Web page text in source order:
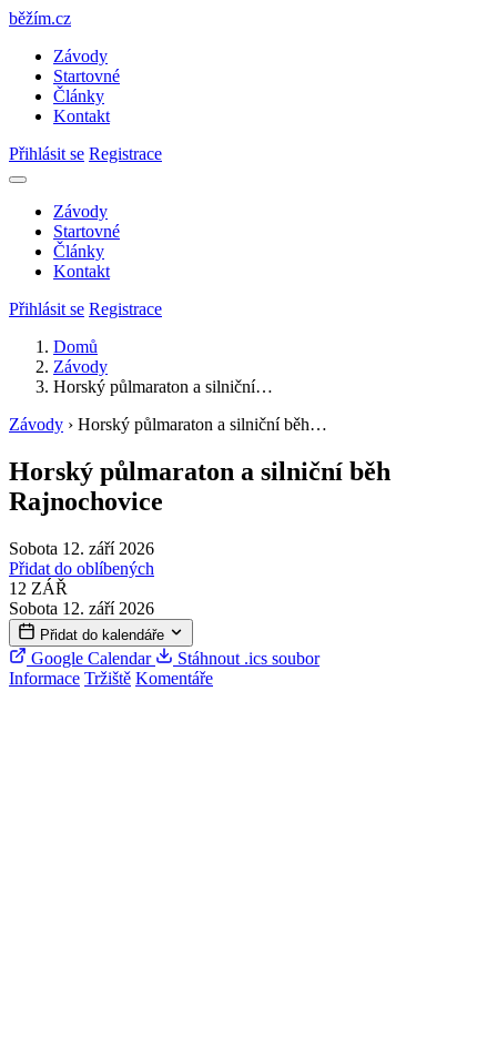
běžím.cz
Závody
Startovné
Články
Kontakt
Přihlásit se Registrace
Závody
Startovné
Články
Kontakt
Přihlásit se Registrace
Domů
Závody
Horský půlmaraton a silniční…
Závody › Horský půlmaraton a silniční běh…
Horský půlmaraton a silniční běh
Rajnochovice
Sobota 12. září 2026
Přidat do oblíbených
12 ZÁŘ
Sobota 12. září 2026
Přidat do kalendáře
Google Calendar
Stáhnout .ics soubor
Informace Tržiště Komentáře